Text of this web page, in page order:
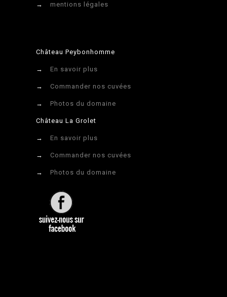
→ mentions légales
Château Peybonhomme
→ En savoir plus
→ Commander nos cuvées
→ Photos du domaine
Château La Grolet
→ En savoir plus
→ Commander nos cuvées
→ Photos du domaine